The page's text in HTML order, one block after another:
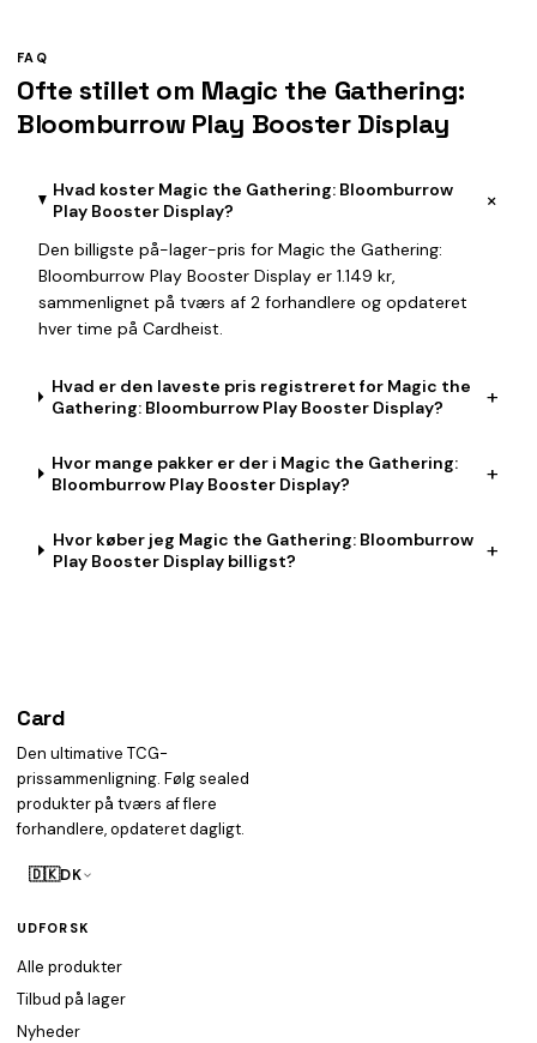
FAQ
Ofte stillet om Magic the Gathering:
Bloomburrow Play Booster Display
Hvad koster Magic the Gathering: Bloomburrow
Play Booster Display?
+
Den billigste på-lager-pris for Magic the Gathering:
Bloomburrow Play Booster Display er 1.149 kr,
sammenlignet på tværs af 2 forhandlere og opdateret
hver time på Cardheist.
Hvad er den laveste pris registreret for Magic the
Gathering: Bloomburrow Play Booster Display?
+
Hvor mange pakker er der i Magic the Gathering:
Bloomburrow Play Booster Display?
+
Hvor køber jeg Magic the Gathering: Bloomburrow
Play Booster Display billigst?
+
Card
Den ultimative TCG-
prissammenligning. Følg sealed
produkter på tværs af flere
forhandlere, opdateret dagligt.
🇩🇰DK
UDFORSK
Alle produkter
Tilbud på lager
Nyheder